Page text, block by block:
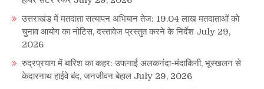
उत्तराखंड में मतदाता सत्यापन अभियान तेज: 19.04 लाख मतदाताओं को
चुनाव आयोग का नोटिस, दस्तावेज प्रस्तुत करने के निर्देश July 29,
2026
रुद्रप्रयाग में बारिश का कहर: उफनाई अलकनंदा-मंदाकिनी, भूस्खलन से
केदारनाथ हाईवे बंद, जनजीवन बेहाल July 29, 2026